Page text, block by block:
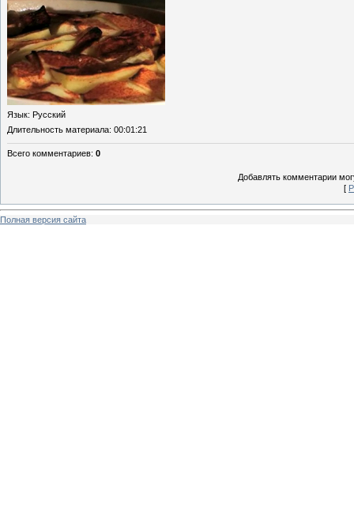
Язык: Русский
Длительность материала: 00:01:21
Всего комментариев: 0
Добавлять комментарии
[
Полная версия сайта